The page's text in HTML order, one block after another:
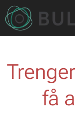
få